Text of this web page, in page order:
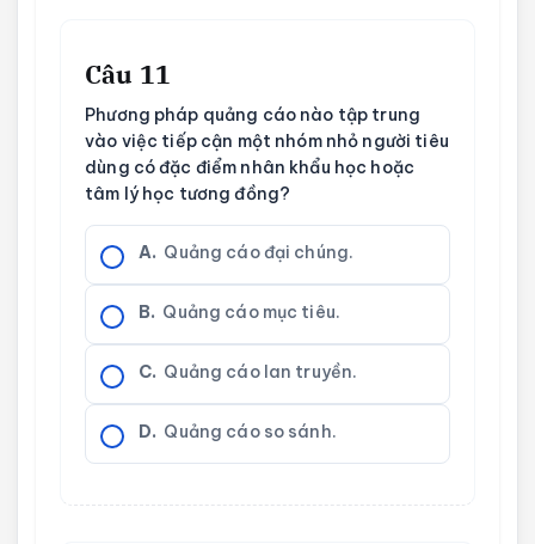
Câu 11
Phương pháp quảng cáo nào tập trung
vào việc tiếp cận một nhóm nhỏ người tiêu
dùng có đặc điểm nhân khẩu học hoặc
tâm lý học tương đồng?
A. Quảng cáo đại chúng.
B. Quảng cáo mục tiêu.
C. Quảng cáo lan truyền.
D. Quảng cáo so sánh.